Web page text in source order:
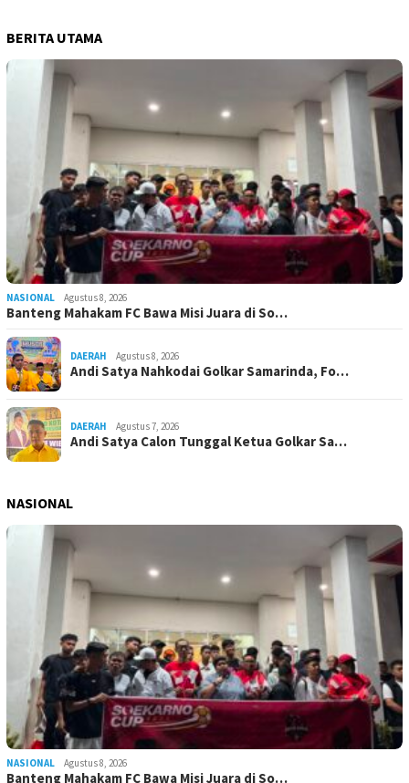
BERITA UTAMA
NASIONAL Agustus 8, 2026
Banteng Mahakam FC Bawa Misi Juara di So…
DAERAH Agustus 8, 2026
Andi Satya Nahkodai Golkar Samarinda, Fo…
DAERAH Agustus 7, 2026
Andi Satya Calon Tunggal Ketua Golkar Sa…
NASIONAL
NASIONAL Agustus 8, 2026
Banteng Mahakam FC Bawa Misi Juara di So…